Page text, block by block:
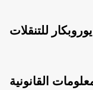
للتنقلات
القانونية